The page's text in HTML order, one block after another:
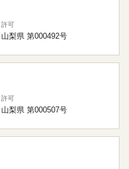
許可
山梨県 第000492号
許可
山梨県 第000507号